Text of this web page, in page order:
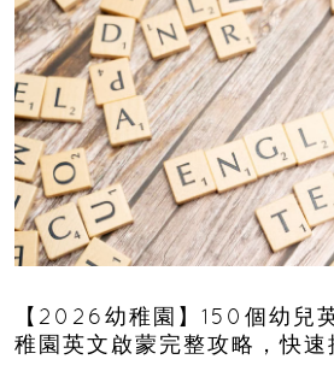
【2026幼稚園】150個幼兒
稚園英文啟蒙完整攻略，快速